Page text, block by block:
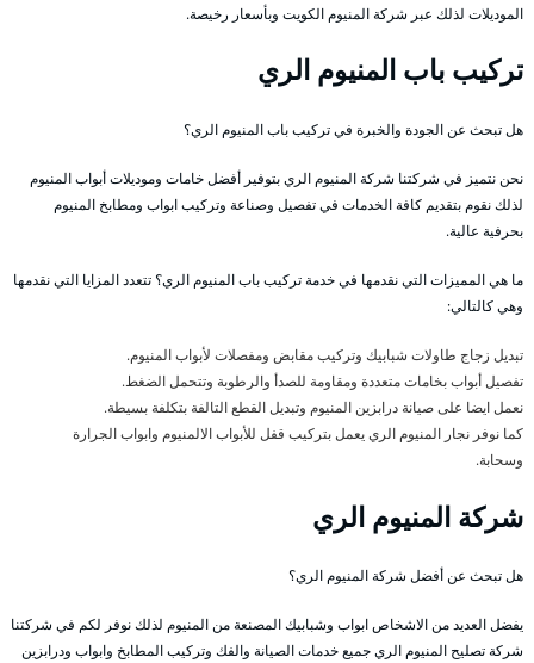
الموديلات لذلك عبر شركة المنيوم الكويت وبأسعار رخيصة.
تركيب باب المنيوم الري
هل تبحث عن الجودة والخبرة في تركيب باب المنيوم الري؟
نحن نتميز في شركتنا شركة المنيوم الري بتوفير أفضل خامات وموديلات أبواب المنيوم
لذلك نقوم بتقديم كافة الخدمات في تفصيل وصناعة وتركيب ابواب ومطابخ المنيوم
بحرفية عالية.
ما هي المميزات التي نقدمها في خدمة تركيب باب المنيوم الري؟ تتعدد المزايا التي نقدمها
وهي كالتالي:
تبديل زجاج طاولات شبابيك وتركيب مقابض ومفصلات لأبواب المنيوم.
تفصيل أبواب بخامات متعددة ومقاومة للصدأ والرطوبة وتتحمل الضغط.
نعمل ايضا على صيانة درابزين المنيوم وتبديل القطع التالفة بتكلفة بسيطة.
كما نوفر نجار المنيوم الري يعمل بتركيب قفل للأبواب الالمنيوم وابواب الجرارة
وسحابة.
شركة المنيوم الري
هل تبحث عن أفضل شركة المنيوم الري؟
يفضل العديد من الاشخاص ابواب وشبابيك المصنعة من المنيوم لذلك نوفر لكم في شركتنا
شركة تصليح المنيوم الري جميع خدمات الصيانة والفك وتركيب المطابخ وابواب ودرابزين